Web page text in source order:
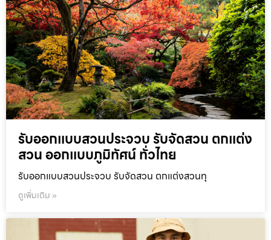
รับออกแบบสวนประจวบ รับจัดสวน ตกแต่ง
สวน ออกแบบภูมิทัศน์ ทั่วไทย
รับออกแบบสวนประจวบ รับจัดสวน ตกแต่งสวนทุ
ดูเพิ่มเติม »